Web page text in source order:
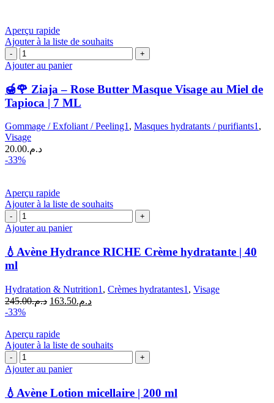
Aperçu rapide
Ajouter à la liste de souhaits
quantité
de
🌹
Ziaja
–
Butter
Masque
Visage
au
Tapioca
|
7
ML
Ajouter au panier
🍯🌹 Ziaja – Rose Butter Masque Visage au Miel de
Tapioca | 7 ML
Gommage / Exfoliant / Peeling1, Masques hydratants / purifiants1,
Visage
د.م.20.00
-33%
Aperçu rapide
Ajouter à la liste de souhaits
quantité
de
Avène
Hydrance
hydratante
|
40
Ajouter au panier
💧Avène Hydrance RICHE Crème hydratante | 40
ml
Hydratation & Nutrition1 , Crèmes hydratantes1 , Visage
د.م.245.00
Le
était :
د.م.245.00.
د.م.163.50
Le
-33%
Aperçu rapide
Ajouter à la liste de souhaits
quantité
de
Avène
Lotion
Ajouter au panier
💧Avène Lotion micellaire | 200 ml